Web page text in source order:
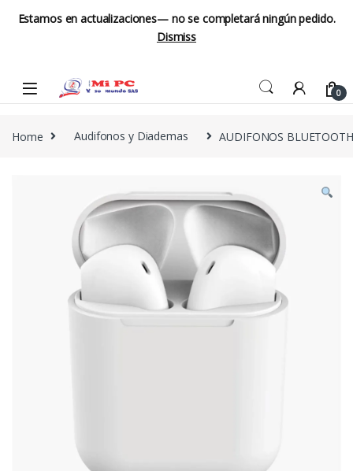
Skip to navigation
Skip to content
0
Home Audifonos y Diademas AUDIFONOS
Estamos en actualizaciones— no se completará ningún pedido.
Dismiss